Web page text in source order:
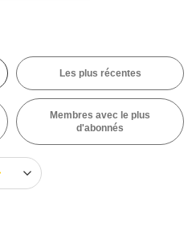
Les plus récentes
Membres avec le plus
d'abonnés